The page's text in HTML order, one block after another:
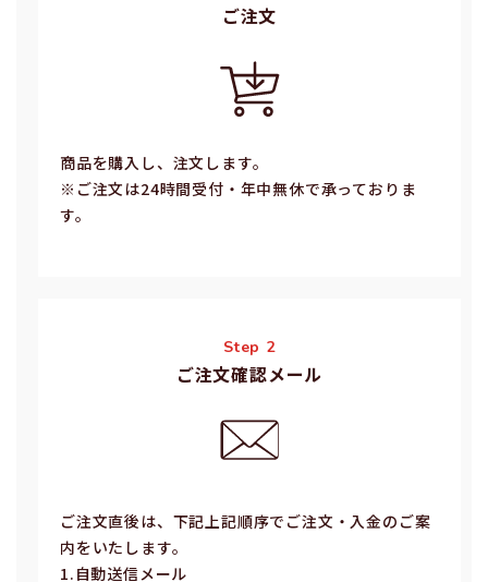
ご注⽂
商品を購入し、注文します。
※ご注⽂は24時間受付・年中無休で承っておりま
す。
Step 2
ご注文確認メール
ご注⽂直後は、下記上記順序でご注⽂・⼊⾦のご案
内をいたします。
1.⾃動送信メール